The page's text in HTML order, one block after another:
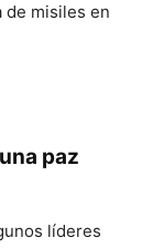
de misiles en
paz
líderes